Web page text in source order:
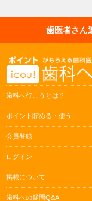
歯医者さん
歯科へ行こうとは？
ポイント貯める・使う
会員登録
ログイン
掲載について
歯科への疑問Q&A